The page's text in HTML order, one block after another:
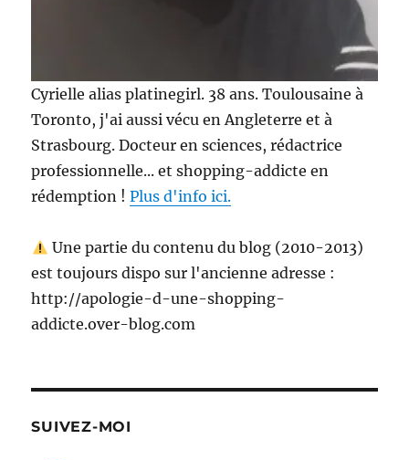
Cyrielle alias platinegirl. 38 ans. Toulousaine à
Toronto, j'ai aussi vécu en Angleterre et à
Strasbourg. Docteur en sciences, rédactrice
professionnelle... et shopping-addicte en
rédemption !Plus d'info ici.
Une partie du contenu du blog (2010-2013)
est toujours dispo sur l'ancienne adresse :
http://apologie-d-une-shopping-
addicte.over-blog.com
SUIVEZ-MOI